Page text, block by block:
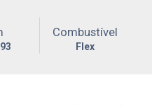
Combustível
Flex